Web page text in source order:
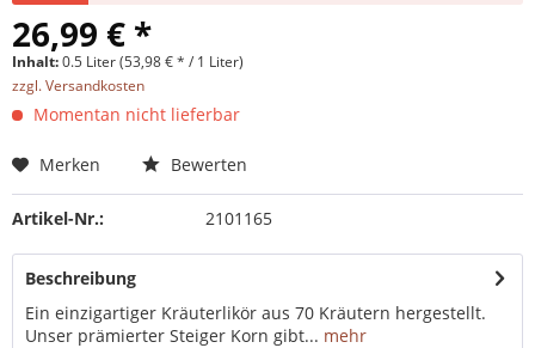
26,99 € *
Inhalt:0.5 Liter (53,98 € * / 1 Liter)
zzgl. Versandkosten
Momentan nicht lieferbar
Merken Bewerten
Artikel-Nr.: 2101165
Beschreibung
Ein einzigartiger Kräuterlikör aus 70 Kräutern hergestellt.
Unser prämierter Steiger Korn gibt... mehr